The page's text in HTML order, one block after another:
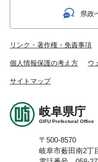
県政
リンク・著作権・免責事項
個人情報保護の考え方 ウ
サイトマップ
岐阜県庁
GIFU Prefectural Office
〒500-8570
岐阜市薮田南2丁